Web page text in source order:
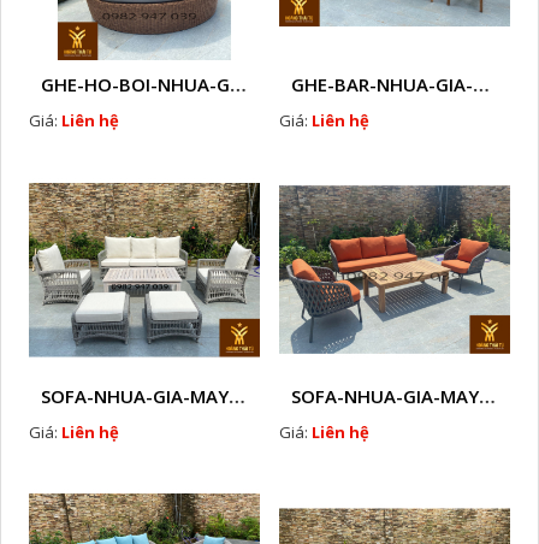
GHE-HO-BOI-NHUA-GIA-MAY-CAO-CAP-NGOAI-TROI-A7
Giá: Liên hệ
GHE-BAR-NHUA-GIA-MAY-NGOAI-TROI-A2
Giá: Liên hệ
SOFA-NHUA-GIA-MAY-CAO-CAP-NGOAI-TROI-A16
Giá: Liên hệ
SOFA-NHUA-GIA-MAY-CAO-CAP-NGOAI-TROI-A14
Giá: Liên hệ